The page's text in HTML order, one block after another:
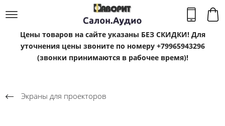
Цены товаров на сайте указаны БЕЗ СКИДКИ! Для
уточнения цены звоните по номеру +79965943296
(звонки принимаются в рабочее время)!
Экраны для проекторов